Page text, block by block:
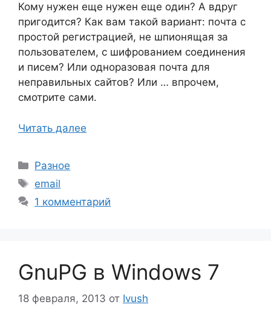
Кому нужен еще нужен еще один? А вдруг
пригодится? Как вам такой вариант: почта с
простой регистрацией, не шпионящая за
пользователем, с шифрованием соединения
и писем? Или одноразовая почта для
неправильных сайтов? Или … впрочем,
смотрите сами.
Читать далее
Рубрики
Разное
Метки
email
1 комментарий
GnuPG в Windows 7
18 февраля, 2013 от Ivush